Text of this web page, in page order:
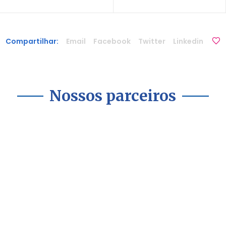
Compartilhar: Email Facebook Twitter Linkedin
Nossos parceiros